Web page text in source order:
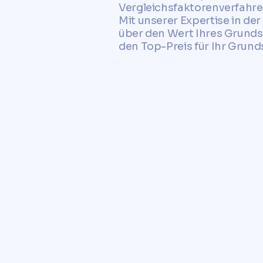
Mit unserer Expertise in
über den Wert Ihres
den Top-Preis für Ihr